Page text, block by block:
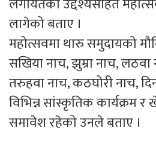
लागेको बताए ।
महोत्सवमा थारु समुदायको
सखिया नाच, झुम्रा नाच,
तरुहवा नाच, कठघोरी नाच,
विभिन्न सांस्कृतिक कार्यक्रम
समावेश रहेको उनले बताए ।